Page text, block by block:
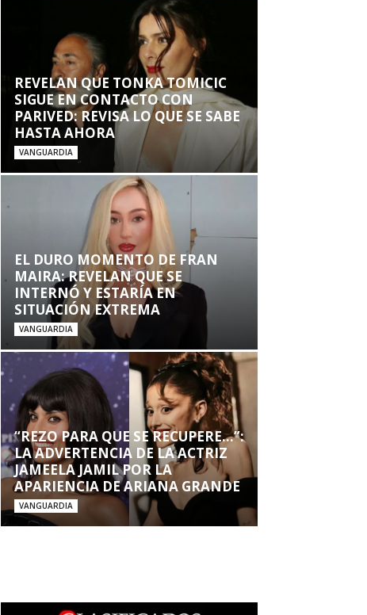
REVELAN QUE TONKA TOMICIC
SIGUE EN CONTACTO CON
PARIVED: REVISA LO QUE SE SABE
HASTA AHORA
VANGUARDIA
EL DURO MOMENTO DE FRAN
MAIRA: REVELAN QUE SE
INTERNÓ Y ESTARÍA EN
SITUACIÓN EXTREMA
VANGUARDIA
“REZO PARA QUE SE RECUPERE…”:
LA ADVERTENCIA DE LA ACTRIZ
JAMEELA JAMIL POR LA
APARIENCIA DE ARIANA GRANDE
VANGUARDIA